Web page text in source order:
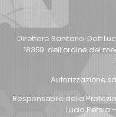
Direttore Sanitario: Dott
18359 dell’ordine dei
Autorizzazione
Responsabile della
Lucio Persia